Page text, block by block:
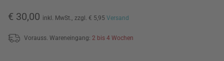
€ 30,00 inkl. MwSt., zzgl. € 5,95 Versand
Vorauss. Wareneingang: 2 bis 4 Wochen